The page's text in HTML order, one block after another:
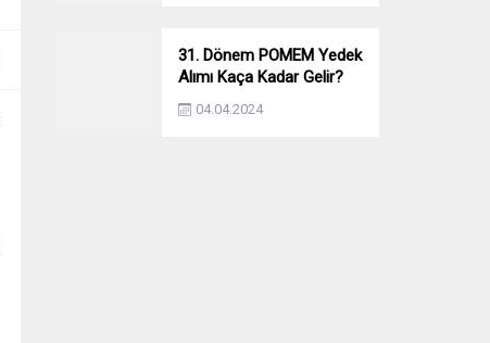
31. Dönem POMEM Yedek
Alımı Kaça Kadar Gelir?
Yıllara Göre Yedek Alımı
04.04.2024